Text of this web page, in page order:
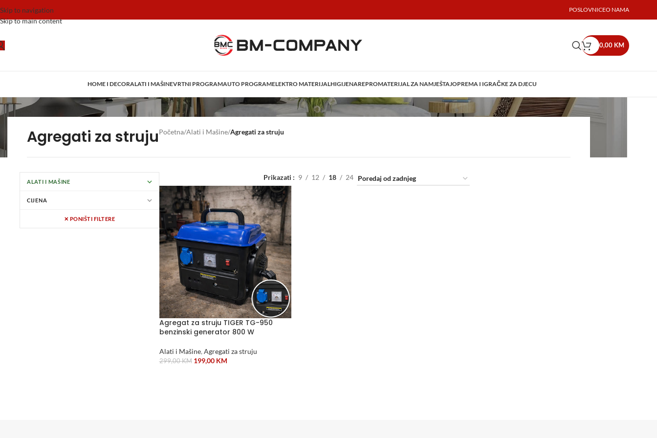
Skip to navigation
Skip to main content
POSLOVNICEO NAMA
0,00 KM
HOME I DECORALATI I MAŠINEVRTNI PROGRAMAUTO PROGRAMELEKTRO MATERIJALHIGIJENAREPROMATERIJAL ZA NAMJEŠTAJOPREMA I IGRAČKE ZA DJECU
Agregati za strujuPočetna/Alati i Mašine/Agregati za struju
ALATI I MAŠINE
CIJENA
✕ PONIŠTI FILTERE
Prikazati 9 12 18 24
Agregat za struju TIGER TG-950
benzinski generator 800 W
Alati i Mašine, Agregati za struju
299,00KM 199,00 KM